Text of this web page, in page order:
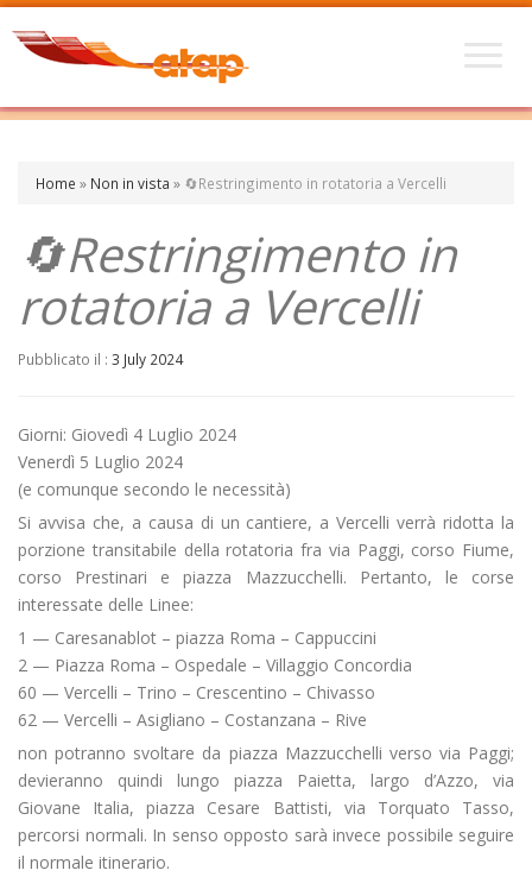
Home » Non in vista » 🔄️Restringimento in rotatoria a Vercelli
🔄️Restringimento in
rotatoria a Vercelli
Pubblicato il : 3 July 2024
Giorni: Giovedì 4 Luglio 2024
Venerdì 5 Luglio 2024
(e comunque secondo le necessità)
Si avvisa che, a causa di un cantiere, a Vercelli verrà ridotta la
porzione transitabile della rotatoria fra via Paggi, corso Fiume,
corso Prestinari e piazza Mazzucchelli. Pertanto, le corse
interessate delle Linee:
1 — Caresanablot – piazza Roma – Cappuccini
2 — Piazza Roma – Ospedale – Villaggio Concordia
60 — Vercelli – Trino – Crescentino – Chivasso
62 — Vercelli – Asigliano – Costanzana – Rive
non potranno svoltare da piazza Mazzucchelli verso via Paggi;
devieranno quindi lungo piazza Paietta, largo d’Azzo, via
Giovane Italia, piazza Cesare Battisti, via Torquato Tasso,
percorsi normali. In senso opposto sarà invece possibile seguire
il normale itinerario.